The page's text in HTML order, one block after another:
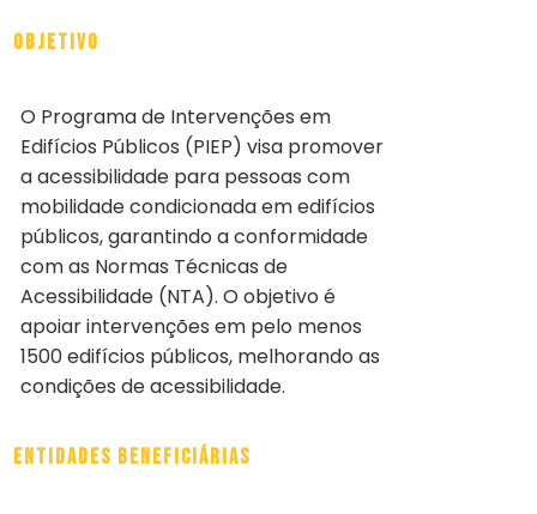
Objetivo
O Programa de Intervenções em
Edifícios Públicos (PIEP) visa promover
a acessibilidade para pessoas com
mobilidade condicionada em edifícios
públicos, garantindo a conformidade
com as Normas Técnicas de
Acessibilidade (NTA). O objetivo é
apoiar intervenções em pelo menos
1500 edifícios públicos, melhorando as
condições de acessibilidade.
Entidades Beneficiárias